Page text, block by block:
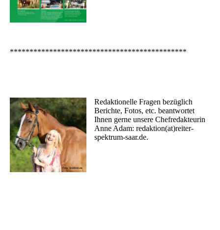
*********************************************
Redaktionelle Fragen bezüglich
Berichte, Fotos, etc. beantwortet
Ihnen gerne unsere Chefredakteurin
Anne Adam: redaktion(at)reiter-
spektrum-saar.de.